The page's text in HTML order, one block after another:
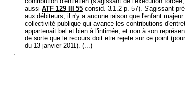
aussi ATF 129 III 55 consid. 3.1.2 p. 57). S'agissant
aux débiteurs, il n'y a aucune raison que l'enfant
collectivité publique qui avance les contributions
appartenait bel et bien à l'intimée, et non à son
de sorte que le recours doit être rejeté sur ce point
du 13 janvier 2011). (...)